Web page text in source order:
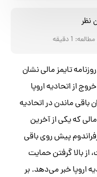
نظر
1دقیقه
تایمز مالی نشان
به خروج از اتحادیه اروپا
۴۴% که خواهان باقی ماندن در اتحادیه
که یکی از آخرین
پیش روی باقی
از بالا گرفتن حمایت
اروپا خبر می‌دهد. بر